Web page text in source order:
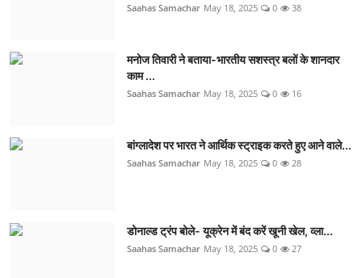
Saahas Samachar May 18, 2025 0 38
मनोज तिवारी ने बताया-भारतीय सशस्त्र बलों के शानदार
काम ...
Saahas Samachar May 18, 2025 0 16
बांग्लादेश पर भारत ने आर्थिक स्ट्राइक करते हुए आने वाले...
Saahas Samachar May 18, 2025 0 28
डोनाल्ड ट्रंप बोले- यूक्रेन में बंद करें खूनी खेल, व्ला...
Saahas Samachar May 18, 2025 0 27